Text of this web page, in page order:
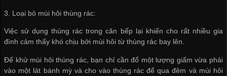
3. Loại bỏ mùi hôi thùng rác:
Việc sử dụng thùng rác trong căn bếp lại khiến cho rất nhiều gia
đình cảm thấy khó chịu bởi mùi hôi từ thùng rác bay lên.
Để khử mùi hôi thùng rác, bạn chỉ cần đổ một lượng giấm vừa phải
vào một lát bánh mỳ và cho vào thùng rác để qua đêm và mùi hôi